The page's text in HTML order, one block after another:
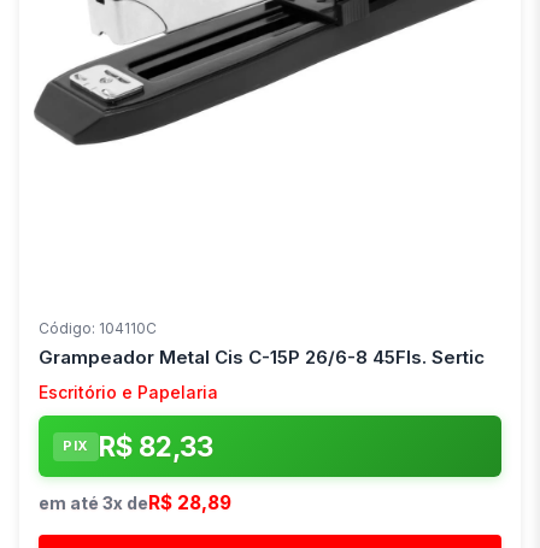
Código: 104110C
Grampeador Metal Cis C-15P 26/6-8 45Fls. Sertic
Escritório e Papelaria
PIX R$ 82,33
em até 3x de R$ 28,89